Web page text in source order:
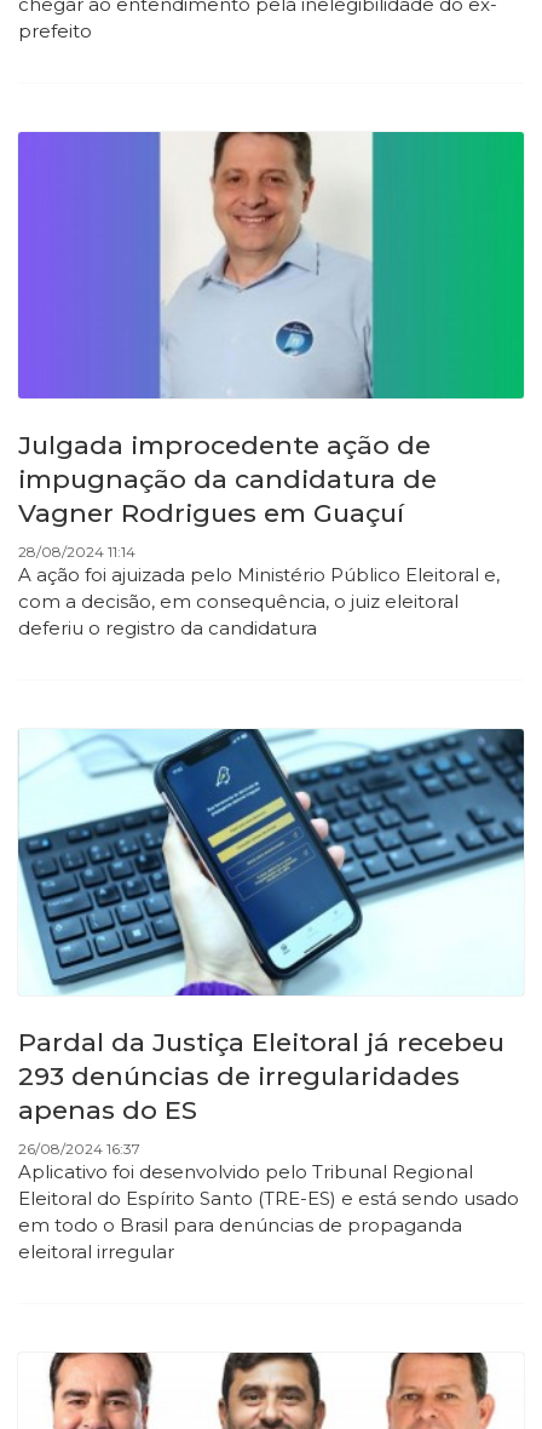
prefeito
Julgada improcedente ação de
impugnação da candidatura de
Vagner Rodrigues em Guaçuí
28/08/2024 11:14
A ação foi ajuizada pelo Ministério Público Eleitoral e,
com a decisão, em consequência, o juiz eleitoral
deferiu o registro da candidatura
Pardal da Justiça Eleitoral já recebeu
293 denúncias de irregularidades
apenas do ES
26/08/2024 16:37
Aplicativo foi desenvolvido pelo Tribunal Regional
Eleitoral do Espírito Santo (TRE-ES) e está sendo usado
em todo o Brasil para denúncias de propaganda
eleitoral irregular